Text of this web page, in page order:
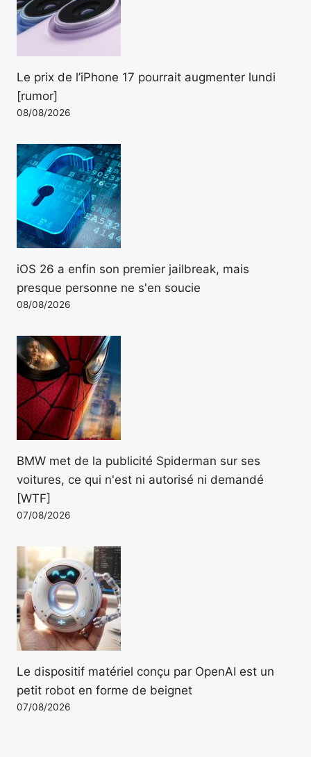
Le prix de l’iPhone 17 pourrait augmenter lundi
[rumor]
08/08/2026
iOS 26 a enfin son premier jailbreak, mais
presque personne ne s'en soucie
08/08/2026
BMW met de la publicité Spiderman sur ses
voitures, ce qui n'est ni autorisé ni demandé
[WTF]
07/08/2026
Le dispositif matériel conçu par OpenAI est un
petit robot en forme de beignet
07/08/2026